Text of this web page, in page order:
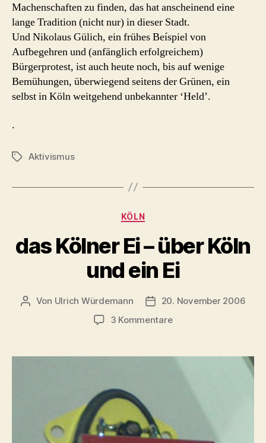
Machenschaften zu finden, das hat anscheinend eine
lange Tradition (nicht nur) in dieser Stadt.
Und Nikolaus Gülich, ein frühes Beíspiel von
Aufbegehren und (anfänglich erfolgreichem)
Bürgerprotest, ist auch heute noch, bis auf wenige
Bemühungen, überwiegend seitens der Grünen, ein
selbst in Köln weitgehend unbekannter ‘Held’.
.
Schlagwörter
Aktivismus
Kategorien
KÖLN
das Kölner Ei – über Köln
und ein Ei
Beitragsautor
Von Ulrich Würdemann Beitragsdatum
20. November 2006
3 Kommentarezu
Ei
Ei